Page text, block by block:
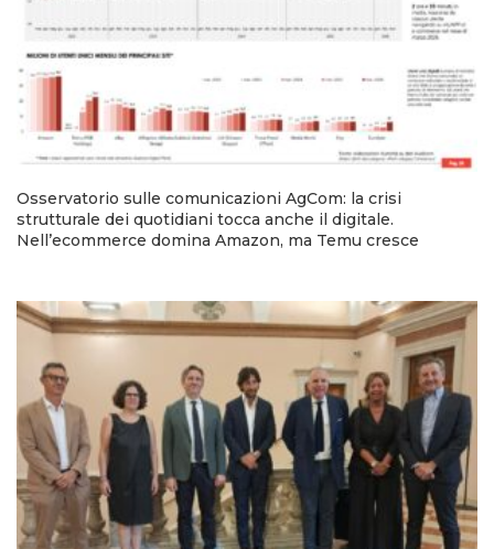
Osservatorio sulle comunicazioni AgCom: la crisi
strutturale dei quotidiani tocca anche il digitale.
Nell’ecommerce domina Amazon, ma Temu cresce